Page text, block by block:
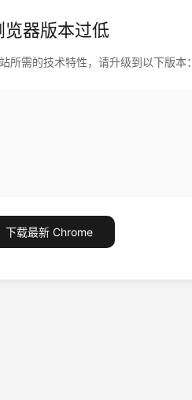
览器版本过低
所需的技术特性，请升级到以下版本：
下载最新 Chrome